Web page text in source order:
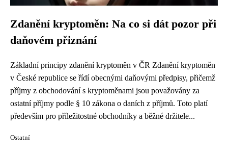
Zdanění kryptoměn: Na co si dát pozor při
daňovém přiznání
Základní principy zdanění kryptoměn v ČR Zdanění kryptoměn
v České republice se řídí obecnými daňovými předpisy, přičemž
příjmy z obchodování s kryptoměnami jsou považovány za
ostatní příjmy podle § 10 zákona o daních z příjmů. Toto platí
především pro příležitostné obchodníky a běžné držitele...
Ostatní